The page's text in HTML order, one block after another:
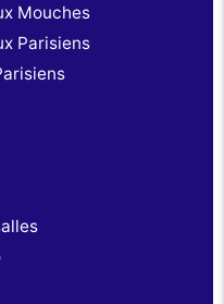
Mouches
Parisiens